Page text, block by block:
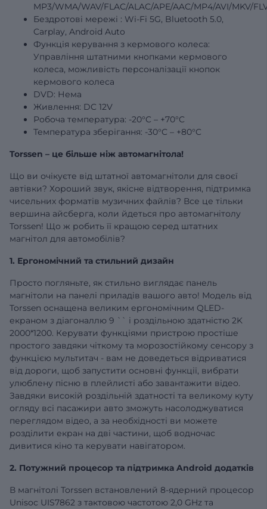
MP3/WMA/WAV/FLAC/ALAC/APE/AAC/MP4/AVI/MKV/
Бездротові мережі : Wi-Fi 5G, Bluetooth 5.0,
Carplay, Android Auto
Функція керування з кермового колеса:
Управління штатними кнопками кермового
колеса, можливість персоналізації кнопок
кермового колеса
DVD: Нема
Живлення: DC 12V
Робоча температура: -20°C – +70°C
Температура зберігання: -30°C – +80°C
Torssen – це більше ніж автомагнітола!
Що ви очікуєте від штатної автомагнітоли для своєї
автівки? Хороший звук, якісне відтворення, підтримка
чисельних форматів музичних файлів? Все це тільки
вершина айсберга, коли йдеться про автомагнітолу
Torssen! Що ж робить її кращою серед штатних
магнітол для автомобілів?
1. Ергономічний та стильний дизайн
Просто погляньте, як стильно виглядає панель
магнітоли на панелі приладів вашого авто! Модель від
Torssen оснащена великим ергономічним QLED-
екраном з діагоналлю 9 `` і роздільною здатністю 2K
2000*1200. Керувати функціями пристрою простіше
простого завдяки чіткому та морозостійкому сенсору з
функцією мультитач - вам не доведеться відриватися
від дороги, щоб запустити основні функції, вибрати
улюблену пісню в плейлисті або завантажити відео.
Завдяки високій роздільній здатності та великому куту
огляду всі пасажири авто зможуть насолоджуватися
переглядом відео, а за необхідності ви можете
розділити екран на дві частини, щоб водночас
дивитися кіно та керувати навігатором.
2. Потужний процесор та підтримка Android додатків
В магнітолі Torssen встановлений 8-ядерний процесор
Unisoc UIS7862 з тактовою частотою 2,0 GHz та